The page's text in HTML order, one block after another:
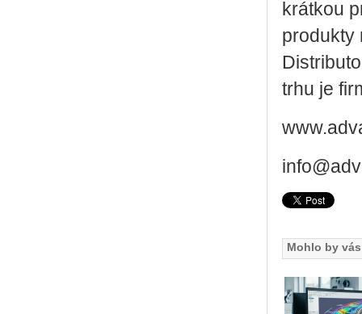
krátkou
produkty
trhu je
Mohlo by